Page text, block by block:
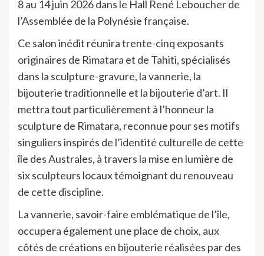
8 au 14 juin 2026 dans le Hall René Leboucher de
l’Assemblée de la Polynésie française.
Ce salon inédit réunira trente-cinq exposants
originaires de Rimatara et de Tahiti, spécialisés
dans la sculpture-gravure, la vannerie, la
bijouterie traditionnelle et la bijouterie d’art. Il
mettra tout particulièrement à l’honneur la
sculpture de Rimatara, reconnue pour ses motifs
singuliers inspirés de l’identité culturelle de cette
île des Australes, à travers la mise en lumière de
six sculpteurs locaux témoignant du renouveau
de cette discipline.
La vannerie, savoir-faire emblématique de l’île,
occupera également une place de choix, aux
côtés de créations en bijouterie réalisées par des